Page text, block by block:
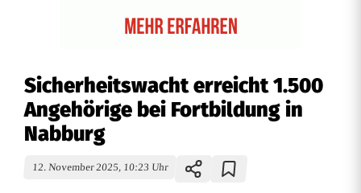
Sicherheitswacht erreicht 1.500
Angehörige bei Fortbildung in
Nabburg
12. November 2025, 10:23 Uhr